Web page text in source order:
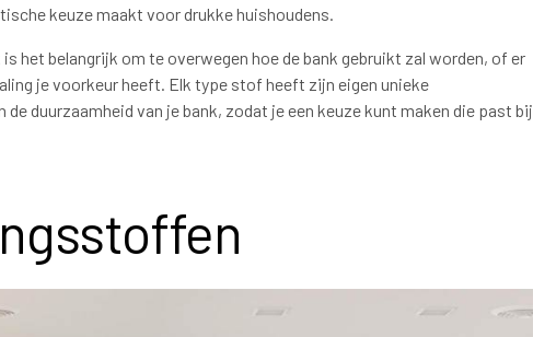
keuze maakt voor drukke huishoudens.
het belangrijk om te overwegen hoe de bank gebruikt zal worden, of er
je voorkeur heeft. Elk type stof heeft zijn eigen unieke
duurzaamheid van je bank, zodat je een keuze kunt maken die past bij